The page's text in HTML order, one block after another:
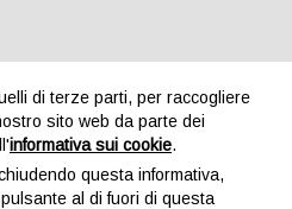
di terze parti, per raccogliere
sito web da parte dei
informativa sui cookie.
questa informativa,
al di fuori di questa